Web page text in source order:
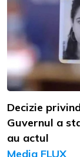
Decizie
Guvernul a
au actul
Media FLUX